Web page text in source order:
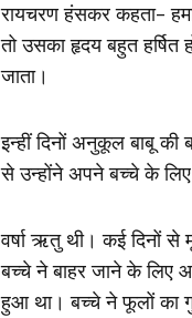
रायचरण हंसकर कहता-
तो उसका हृदय बहुत हर्षित
जाता।
इन्हीं दिनों अनुकूल बाबू
से उन्होंने अपने बच्चे के
वर्षा ऋतु थी। कई दिनों से
बच्चे ने बाहर जाने के लिए
हुआ था। बच्चे ने फूलों का